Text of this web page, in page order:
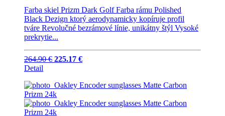
Farba skiel Prizm Dark Golf Farba rámu Polished
Black Dezign ktorý aerodynamicky kopíruje profil
tváre Revolučné bezrámové línie, unikátny štýl Vysoké
prekrytie...
264.90 € 225.17 €
Detail